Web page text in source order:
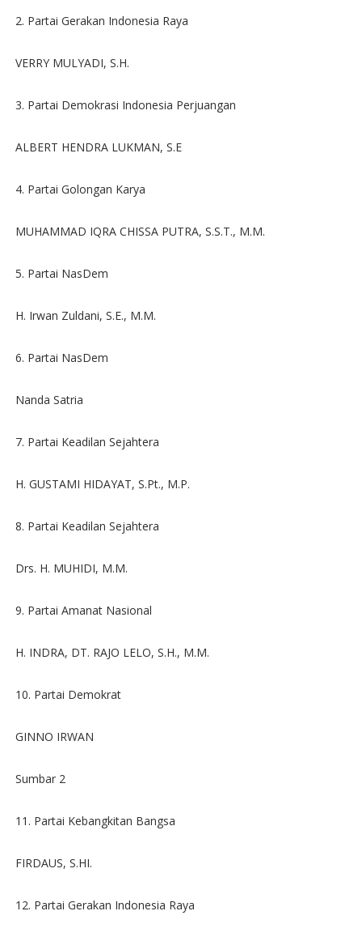
2. Partai Gerakan Indonesia Raya
VERRY MULYADI, S.H.
3. Partai Demokrasi Indonesia Perjuangan
ALBERT HENDRA LUKMAN, S.E
4. Partai Golongan Karya
MUHAMMAD IQRA CHISSA PUTRA, S.S.T., M.M.
5. Partai NasDem
H. Irwan Zuldani, S.E., M.M.
6. Partai NasDem
Nanda Satria
7. Partai Keadilan Sejahtera
H. GUSTAMI HIDAYAT, S.Pt., M.P.
8. Partai Keadilan Sejahtera
Drs. H. MUHIDI, M.M.
9. Partai Amanat Nasional
H. INDRA, DT. RAJO LELO, S.H., M.M.
10. Partai Demokrat
GINNO IRWAN
Sumbar 2
11. Partai Kebangkitan Bangsa
FIRDAUS, S.HI.
12. Partai Gerakan Indonesia Raya